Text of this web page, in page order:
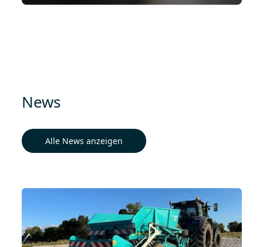
News
Alle News anzeigen